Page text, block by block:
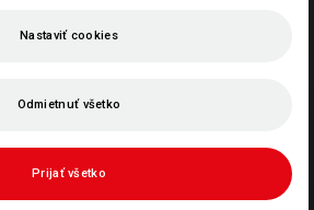
Nastaviť cookies
Odmietnuť všetko
Prijať všetko